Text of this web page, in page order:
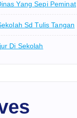
Yang Sepi Peminat
Sd Tulis Tangan
Di Sekolah